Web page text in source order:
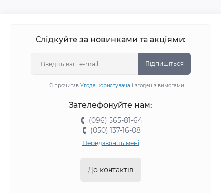
Слідкуйте за новинками та акціями:
Підпишіться
Я прочитав Угода користувача і згоден з вимогами
Зателефонуйте нам:
(096) 565-81-64
(050) 137-16-08
Передзвоніть мені
До контактів